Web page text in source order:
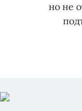
но не